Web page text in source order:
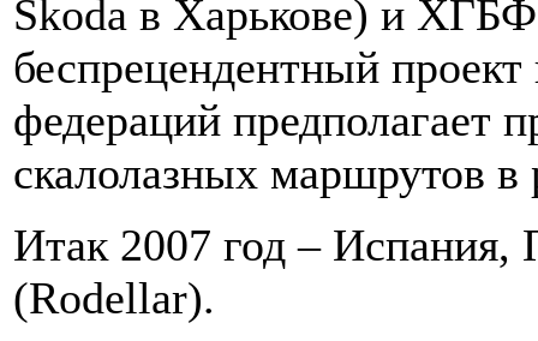
Skoda в Харькове) и
беспрецендентный
федераций предполагает
скалолазных маршрутов
Итак 2007 год – Испания,
(Rodellar).